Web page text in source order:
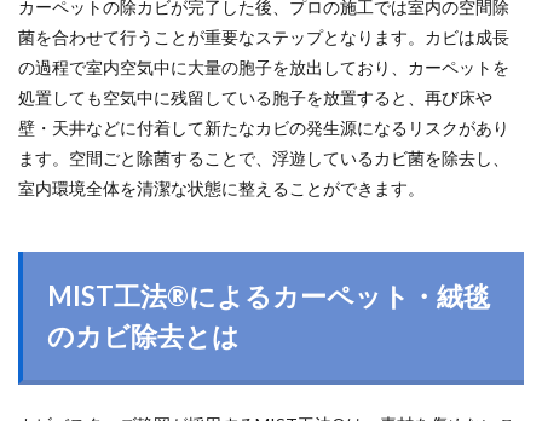
カーペットの除カビが完了した後、プロの施工では室内の空間除
菌を合わせて行うことが重要なステップとなります。カビは成長
の過程で室内空気中に大量の胞子を放出しており、カーペットを
処置しても空気中に残留している胞子を放置すると、再び床や
壁・天井などに付着して新たなカビの発生源になるリスクがあり
ます。空間ごと除菌することで、浮遊しているカビ菌を除去し、
室内環境全体を清潔な状態に整えることができます。
MIST工法®によるカーペット・絨毯
のカビ除去とは